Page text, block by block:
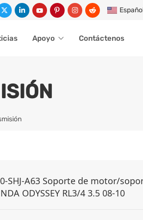
Apoyo Contáctenos
SHJ-A63 Soporte de motor/
ODYSSEY RL3/4 3.5 08-10